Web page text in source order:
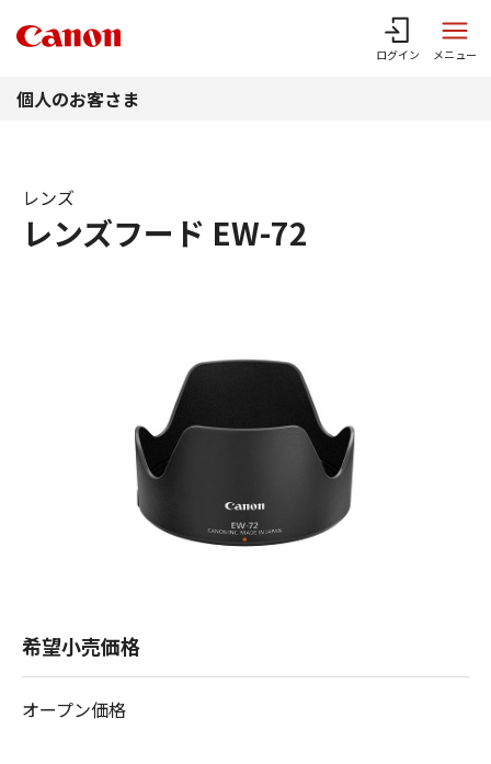
ログイン メニュー
個人のお客さま
レンズフード EW-72
レンズ
希望小売価格
オープン価格